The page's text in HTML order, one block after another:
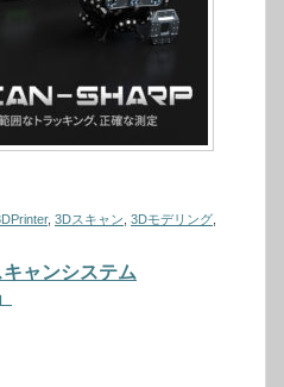
, 3Dスキャン 3Dモデリング
ャンシステム